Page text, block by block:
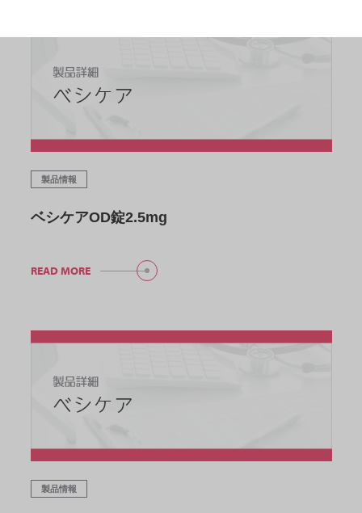
製品情報
ベシケアOD錠2.5mg
READ MORE
製品情報